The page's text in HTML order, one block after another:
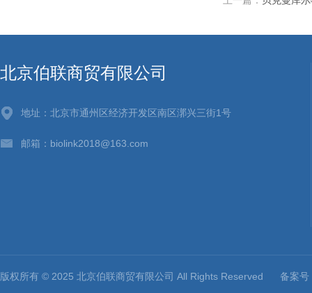
北京伯联商贸有限公司
地址：北京市通州区经济开发区南区漷兴三街1号
邮箱：biolink2018@163.com
版权所有 © 2025 北京伯联商贸有限公司 All Rights Reserved 备案号